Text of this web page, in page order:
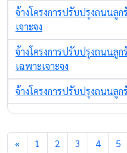
จ้างโครงการปรับปรุงถนนลู
เจาะจง
จ้างโครงการปรับปรุงถนน
เฉพาะเจาะจง
จ้างโครงการปรับปรุงถนนลู
« 1 2 3 4 5